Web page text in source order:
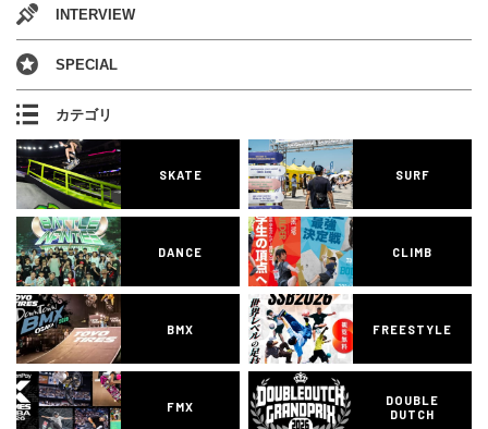
INTERVIEW
SPECIAL
カテゴリ
SKATE SURF
DANCE CLIMB
BMX FREESTYLE
FMX
DOUBLE
DUTCH